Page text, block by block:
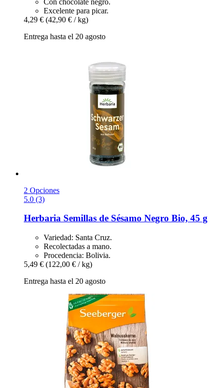
Excelente para picar.
4,29 € (42,90 € / kg)
Entrega hasta el 20 agosto
2 Opciones
5.0 (3)
Herbaria Semillas de Sésamo Negro Bio, 45 g
Variedad: Santa Cruz.
Recolectadas a mano.
Procedencia: Bolivia.
5,49 € (122,00 € / kg)
Entrega hasta el 20 agosto